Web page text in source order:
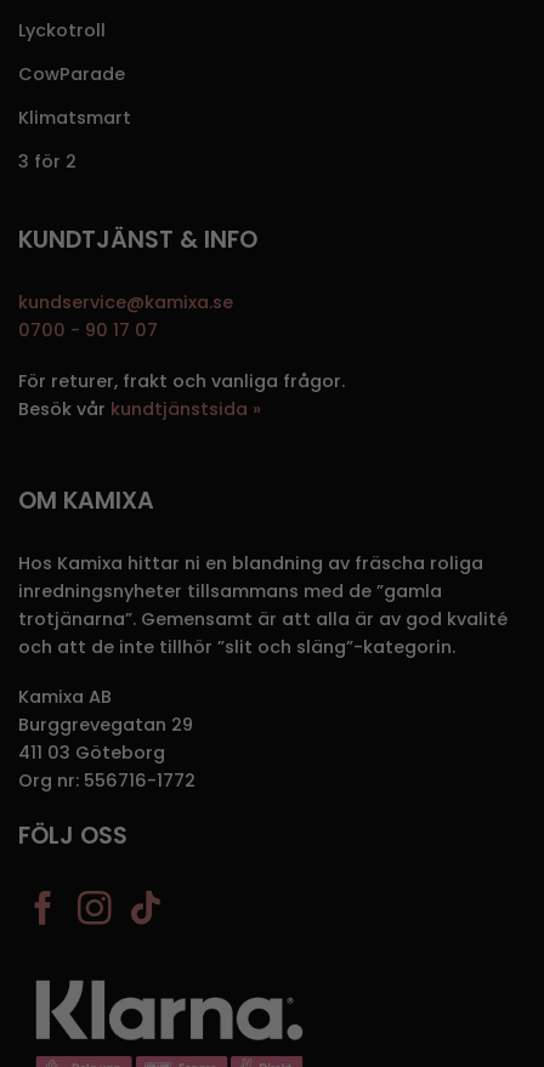
Lyckotroll
CowParade
Klimatsmart
3 för 2
KUNDTJÄNST & INFO
kundservice@kamixa.se
0700 - 90 17 07
För returer, frakt och vanliga frågor.
Besök vår kundtjänstsida »
OM KAMIXA
Hos Kamixa hittar ni en blandning av fräscha roliga
inredningsnyheter tillsammans med de ”gamla
trotjänarna”. Gemensamt är att alla är av god kvalité
och att de inte tillhör ”slit och släng”-kategorin.
Kamixa AB
Burggrevegatan 29
411 03 Göteborg
Org nr: 556716-1772
FÖLJ OSS